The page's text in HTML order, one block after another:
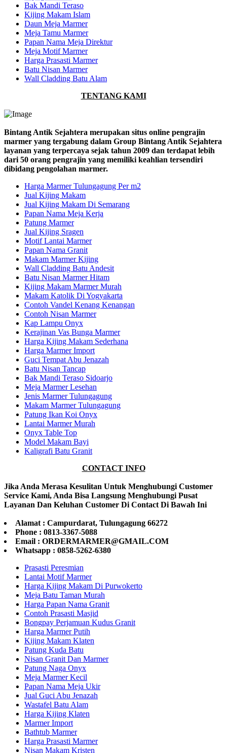
Bak Mandi Teraso
Kijing Makam Islam
Daun Meja Marmer
Meja Tamu Marmer
Papan Nama Meja Direktur
Meja Motif Marmer
Harga Prasasti Marmer
Batu Nisan Marmer
Wall Cladding Batu Alam
TENTANG KAMI
Bintang Antik Sejahtera merupakan situs online pengrajin
marmer yang tergabung dalam Group Bintang Antik Sejahtera
layanan yang terpercaya sejak tahun 2009 dan terdapat lebih
dari 50 orang pengrajin yang memiliki keahlian tersendiri
dibidang pengolahan marmer.
Harga Marmer Tulungagung Per m2
Jual Kijing Makam
Jual Kijing Makam Di Semarang
Papan Nama Meja Kerja
Patung Marmer
Jual Kijing Sragen
Motif Lantai Marmer
Papan Nama Granit
Makam Marmer Kijing
Wall Cladding Batu Andesit
Batu Nisan Marmer Hitam
Kijing Makam Marmer Murah
Makam Katolik Di Yogyakarta
Contoh Vandel Kenang Kenangan
Contoh Nisan Marmer
Kap Lampu Onyx
Kerajinan Vas Bunga Marmer
Harga Kijing Makam Sederhana
Harga Marmer Import
Guci Tempat Abu Jenazah
Batu Nisan Tancap
Bak Mandi Teraso Sidoarjo
Meja Marmer Lesehan
Jenis Marmer Tulungagung
Makam Marmer Tulungagung
Patung Ikan Koi Onyx
Lantai Marmer Murah
Onyx Table Top
Model Makam Bayi
Kaligrafi Batu Granit
CONTACT INFO
Jika Anda Merasa Kesulitan Untuk Menghubungi Customer
Service Kami, Anda Bisa Langsung Menghubungi Pusat
Layanan Dan Keluhan Customer Di Contact Di Bawah Ini
Alamat : Campurdarat, Tulungagung 66272
Phone : 0813-3367-5088
Email : ORDERMARMER@GMAIL.COM
Whatsapp : 0858-5262-6380
Prasasti Peresmian
Lantai Motif Marmer
Harga Kijing Makam Di Purwokerto
Meja Batu Taman Murah
Harga Papan Nama Granit
Contoh Prasasti Masjid
Bongpay Perjamuan Kudus Granit
Harga Marmer Putih
Kijing Makam Klaten
Patung Kuda Batu
Nisan Granit Dan Marmer
Patung Naga Onyx
Meja Marmer Kecil
Papan Nama Meja Ukir
Jual Guci Abu Jenazah
Wastafel Batu Alam
Harga Kijing Klaten
Marmer Import
Bathtub Marmer
Harga Prasasti Marmer
Nisan Makam Kristen